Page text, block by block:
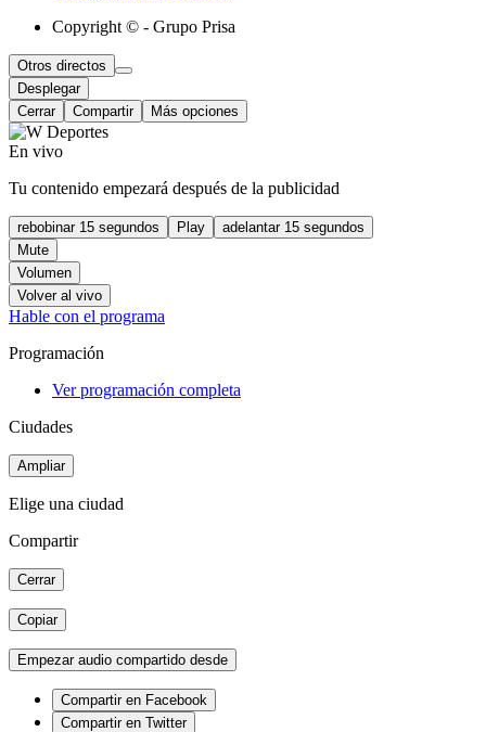
Copyright © - Grupo Prisa
Otros directos
Desplegar
Cerrar
Compartir Más opciones
En vivo
Tu contenido empezará después de la publicidad
rebobinar 15 segundos Play
adelantar 15 segundos
Mute
Volumen
Volver al vivo
Hable con el programa
Programación
Ver programación completa
Ciudades
Ampliar
Elige una ciudad
Compartir
Cerrar
Copiar
Empezar audio compartido desde
Compartir en Facebook
Compartir en Twitter